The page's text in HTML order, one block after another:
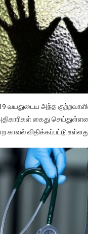
வயதுடைய அந்த
கைது
காவல் விதிக்கப்பட்டு